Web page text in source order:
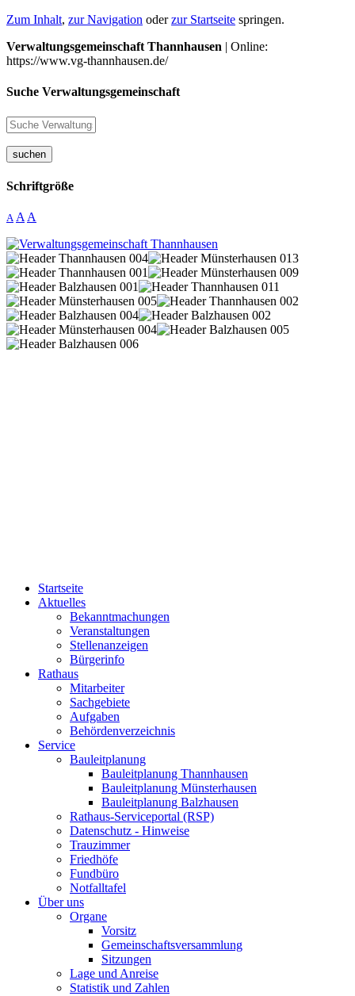
Zum Inhalt, zur Navigation oderzur Startseite springen.
Verwaltungsgemeinschaft Thannhausen | Online:
https://www.vg-thannhausen.de/
Suche Verwaltungsgemeinschaft
suchen
Schriftgröße
A A A
Startseite
Aktuelles
Bekanntmachungen
Veranstaltungen
Stellenanzeigen
Bürgerinfo
Rathaus
Mitarbeiter
Sachgebiete
Aufgaben
Behördenverzeichnis
Service
Bauleitplanung
Bauleitplanung Thannhausen
Bauleitplanung Münsterhausen
Bauleitplanung Balzhausen
Rathaus-Serviceportal (RSP)
Datenschutz - Hinweise
Trauzimmer
Friedhöfe
Fundbüro
Notfalltafel
Über uns
Organe
Vorsitz
Gemeinschaftsversammlung
Sitzungen
Lage und Anreise
Statistik und Zahlen